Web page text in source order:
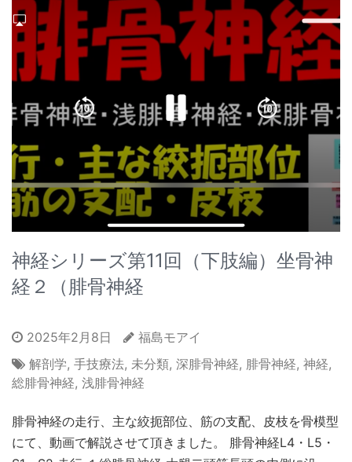
神経シリーズ第11回（下肢編）坐骨神
経２（腓骨神経
2025年2月8日
福島モアイ
解剖学, 手技療法, 未分類, 深腓骨神経, 腓骨神経, 神経,
総腓骨神経, 浅腓骨神経
腓骨神経の走行、主な絞扼部位、筋の支配、皮枝を骨模型
にて、動画で解説させて頂きました。 腓骨神経L4・L5・